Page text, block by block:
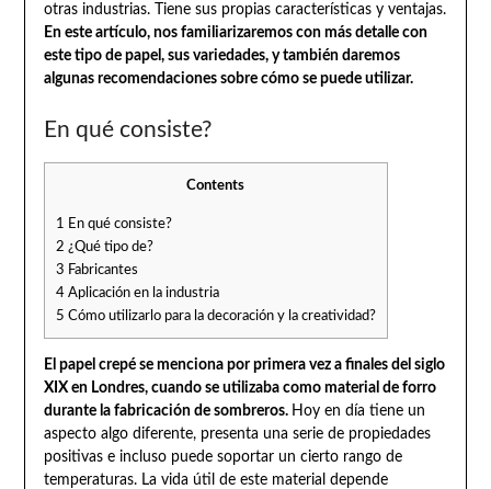
otras industrias. Tiene sus propias características y ventajas.
En este artículo, nos familiarizaremos con más detalle con
este tipo de papel, sus variedades, y también daremos
algunas recomendaciones sobre cómo se puede utilizar.
En qué consiste?
Contents
1
En qué consiste?
2 ¿Qué tipo de?
3 Fabricantes
4Aplicación en la industria
5 Cómo utilizarlo para la decoración y la creatividad?
El papel crepé se menciona por primera vez a finales del siglo
XIX en Londres, cuando se utilizaba como material de forro
durante la fabricación de sombreros. Hoy en día tiene un
aspecto algo diferente, presenta una serie de propiedades
positivas e incluso puede soportar un cierto rango de
temperaturas. La vida útil de este material depende